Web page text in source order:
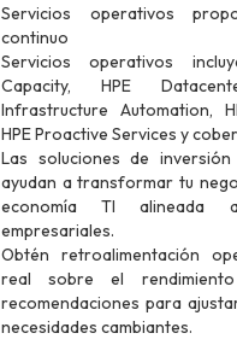
Servicios operativos
continuo
Servicios operativos
Capacity, HPE
Infrastructure Automation,
HPE Proactive Services y
Las soluciones de
ayudan a transformar tu
economía TI alineada
empresariales.
Obtén retroalimentación
real sobre el
recomendaciones para
necesidades cambiantes.